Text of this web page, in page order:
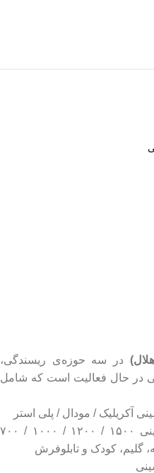
در سه حوزه‌ی ریسندگی،
در حال فعالیت است که شامل
2- تولیدکننده انواع فرش‌های ماشینی ۱۵۰۰ / ۱۲۰۰ / ۱۰۰۰ / ۷۰۰
گلیم، کودک و تابلوفرش